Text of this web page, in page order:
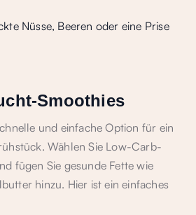
Nüsse, Beeren oder eine Prise
Smoothies
und einfache Option für ein
Wählen Sie Low-Carb-
fügen Sie gesunde Fette wie
hinzu. Hier ist ein einfaches